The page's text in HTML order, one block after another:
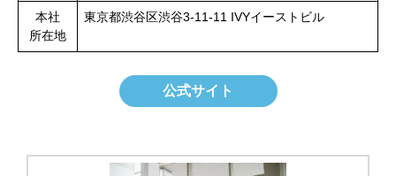
本社
所在地
東京都渋谷区渋谷3-11-11 IVYイーストビル
公式サイト